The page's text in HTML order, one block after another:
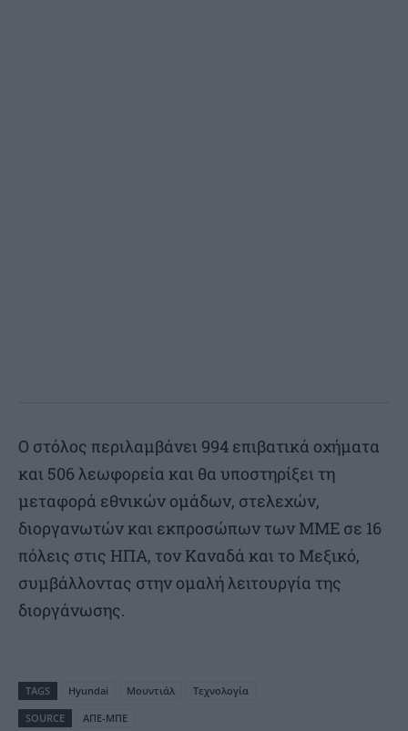
Ο στόλος περιλαμβάνει 994 επιβατικά οχήματα
και 506 λεωφορεία και θα υποστηρίξει τη
μεταφορά εθνικών ομάδων, στελεχών,
διοργανωτών και εκπροσώπων των ΜΜΕ σε 16
πόλεις στις ΗΠΑ, τον Καναδά και το Μεξικό,
συμβάλλοντας στην ομαλή λειτουργία της
διοργάνωσης.
TAGS Hyundai Μουντιάλ
Τεχνολογία
SOURCE
ΑΠΕ-ΜΠΕ